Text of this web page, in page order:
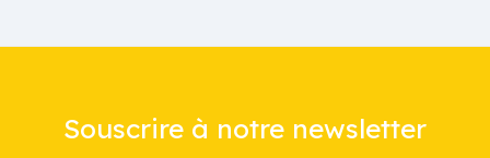
Souscrire à notre newsletter